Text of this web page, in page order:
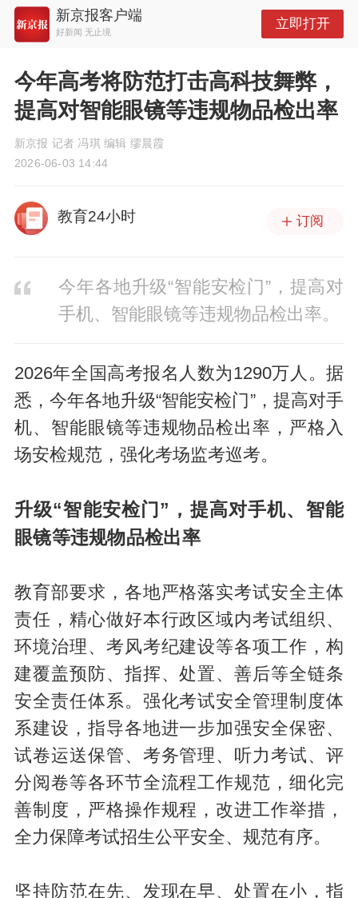
新京报客户端
好新闻 无止境
立即打开
今年高考将防范打击高科技舞弊，
提高对智能眼镜等违规物品检出率
新京报 记者 冯琪 编辑 缪晨霞
2026-06-03 14:44
教育24小时 订阅
今年各地升级“智能安检门”，提高对
手机、智能眼镜等违规物品检出率。
2026年全国高考报名人数为1290万人。据
悉，今年各地升级“智能安检门”，提高对手
机、智能眼镜等违规物品检出率，严格入
场安检规范，强化考场监考巡考。
升级“智能安检门”，提高对手机、智能
眼镜等违规物品检出率
教育部要求，各地严格落实考试安全主体
责任，精心做好本行政区域内考试组织、
环境治理、考风考纪建设等各项工作，构
建覆盖预防、指挥、处置、善后等全链条
安全责任体系。强化考试安全管理制度体
系建设，指导各地进一步加强安全保密、
试卷运送保管、考务管理、听力考试、评
分阅卷等各环节全流程工作规范，细化完
善制度，严格操作规程，改进工作举措，
全力保障考试招生公平安全、规范有序。
坚持防范在先、发现在早、处置在小，指